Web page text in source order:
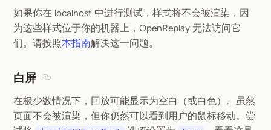
如果你在 localhost 中进行测试，样式将不会被渲染，因
为这些样式位于你的机器上，OpenReplay 无法访问它
们。请按照本指南解决这一问题。
白屏
在极少数情况下，回放可能显示为空白（或白色）。虽然
页面不会被渲染，但你仍然可以看到用户的鼠标移动。尝